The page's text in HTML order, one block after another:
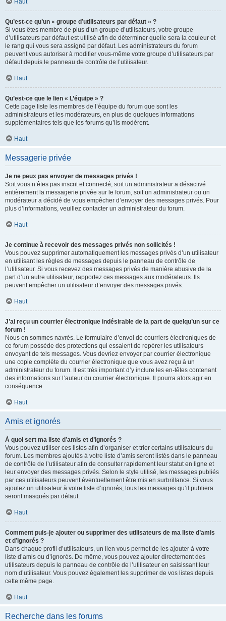
Haut
Qu’est-ce qu’un « groupe d’utilisateurs par défaut » ?
Si vous êtes membre de plus d’un groupe d’utilisateurs, votre groupe
d’utilisateurs par défaut est utilisé afin de déterminer quelle sera la couleur et
le rang qui vous sera assigné par défaut. Les administrateurs du forum
peuvent vous autoriser à modifier vous-même votre groupe d’utilisateurs par
défaut depuis le panneau de contrôle de l’utilisateur.
Haut
Qu’est-ce que le lien « L’équipe » ?
Cette page liste les membres de l’équipe du forum que sont les
administrateurs et les modérateurs, en plus de quelques informations
supplémentaires tels que les forums qu’ils modèrent.
Haut
Messagerie privée
Je ne peux pas envoyer de messages privés !
Soit vous n’êtes pas inscrit et connecté, soit un administrateur a désactivé
entièrement la messagerie privée sur le forum, soit un administrateur ou un
modérateur a décidé de vous empêcher d’envoyer des messages privés. Pour
plus d’informations, veuillez contacter un administrateur du forum.
Haut
Je continue à recevoir des messages privés non sollicités !
Vous pouvez supprimer automatiquement les messages privés d’un utilisateur
en utilisant les règles de messages depuis le panneau de contrôle de
l’utilisateur. Si vous recevez des messages privés de manière abusive de la
part d’un autre utilisateur, rapportez ces messages aux modérateurs. Ils
peuvent empêcher un utilisateur d’envoyer des messages privés.
Haut
J’ai reçu un courrier électronique indésirable de la part de quelqu’un sur ce
forum !
Nous en sommes navrés. Le formulaire d’envoi de courriers électroniques de
ce forum possède des protections qui essaient de repérer les utilisateurs
envoyant de tels messages. Vous devriez envoyer par courrier électronique
une copie complète du courrier électronique que vous avez reçu à un
administrateur du forum. Il est très important d’y inclure les en-têtes contenant
des informations sur l’auteur du courrier électronique. Il pourra alors agir en
conséquence.
Haut
Amis et ignorés
À quoi sert ma liste d’amis et d’ignorés ?
Vous pouvez utiliser ces listes afin d’organiser et trier certains utilisateurs du
forum. Les membres ajoutés à votre liste d’amis seront listés dans le panneau
de contrôle de l’utilisateur afin de consulter rapidement leur statut en ligne et
leur envoyer des messages privés. Selon le style utilisé, les messages publiés
par ces utilisateurs peuvent éventuellement être mis en surbrillance. Si vous
ajoutez un utilisateur à votre liste d’ignorés, tous les messages qu’il publiera
seront masqués par défaut.
Haut
Comment puis-je ajouter ou supprimer des utilisateurs de ma liste d’amis
et d’ignorés ?
Dans chaque profil d’utilisateurs, un lien vous permet de les ajouter à votre
liste d’amis ou d’ignorés. De même, vous pouvez ajouter directement des
utilisateurs depuis le panneau de contrôle de l’utilisateur en saisissant leur
nom d’utilisateur. Vous pouvez également les supprimer de vos listes depuis
cette même page.
Haut
Recherche dans les forums